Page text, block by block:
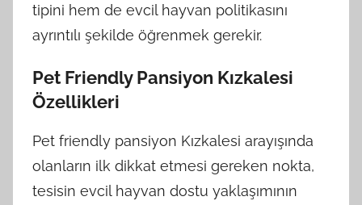
tipini hem de evcil hayvan politikasını
ayrıntılı şekilde öğrenmek gerekir.
Pet Friendly Pansiyon Kızkalesi
Özellikleri
Pet friendly pansiyon Kızkalesi arayışında
olanların ilk dikkat etmesi gereken nokta,
tesisin evcil hayvan dostu yaklaşımının